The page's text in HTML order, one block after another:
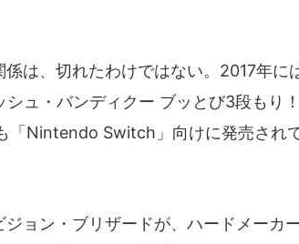
は、切れたわけではない。2017年に
ュ・バンディクー ブッとび3段もり
「Nintendo Switch」向けに発売され
ョン・ブリザードが、ハードメーカ